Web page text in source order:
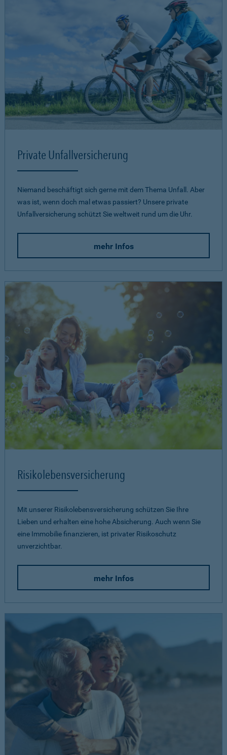
Private Unfallversicherung
Niemand beschäftigt sich gerne mit dem Thema Unfall. Aber
was ist, wenn doch mal etwas passiert? Unsere private
Unfallversicherung schützt Sie weltweit rund um die Uhr.
mehr Infos
Risikolebensversicherung
Mit unserer Risikolebensversicherung schützen Sie Ihre
Lieben und erhalten eine hohe Absicherung. Auch wenn Sie
eine Immobilie finanzieren, ist privater Risikoschutz
unverzichtbar.
mehr Infos